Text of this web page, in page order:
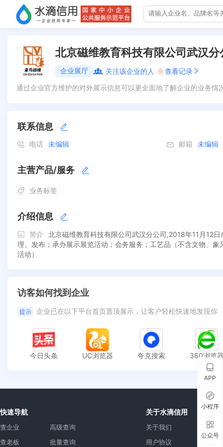
北京磁维教育科技有限公司武汉分
企业展厅 关注该企业的人 0 查看记录
通过企业官方维护的对外展示信息可以更全面地了解企业的业务
联系信息
电话 未编辑 邮箱 未编辑
主营产品/服务
业务标签
介绍信息
简介
北京磁维教育科技有限公司武汉分公司,2018年11月12
理、发布；承办展示展览活动；会务服务；工艺品（不含文物、
活动）
访客如何找到企业
提示 企业已在以下平台首页置顶展示，让客户轻松快速地发现你
今日头条 UC浏览器 夸克搜索 360浏览
快速导航
查企业
查老板
高级查询
批量查询
关于水滴信用
关于我们
用户协议
APP
小程序
公众号